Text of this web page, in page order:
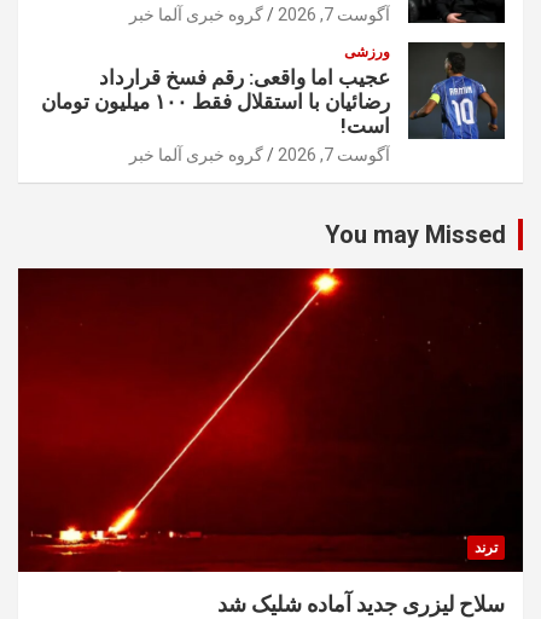
آگوست 7, 2026 گروه خبری آلما خبر
ورزشی
عجیب اما واقعی: رقم فسخ قرارداد
رضائیان با استقلال فقط ۱۰۰ میلیون تومان
است!
آگوست 7, 2026 گروه خبری آلما خبر
You may Missed
ترند
سلاح لیزری جدید آماده شلیک شد